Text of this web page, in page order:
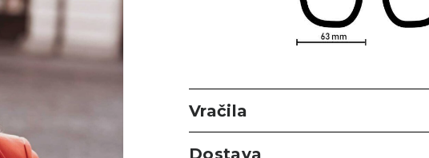
Vračila
Dostava